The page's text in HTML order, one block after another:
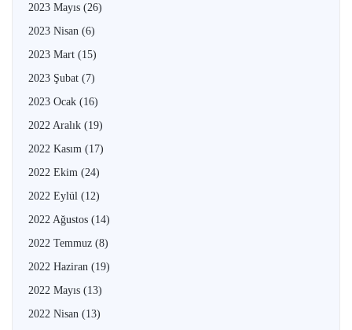
2023 Mayıs (26)
2023 Nisan (6)
2023 Mart (15)
2023 Şubat (7)
2023 Ocak (16)
2022 Aralık (19)
2022 Kasım (17)
2022 Ekim (24)
2022 Eylül (12)
2022 Ağustos (14)
2022 Temmuz (8)
2022 Haziran (19)
2022 Mayıs (13)
2022 Nisan (13)